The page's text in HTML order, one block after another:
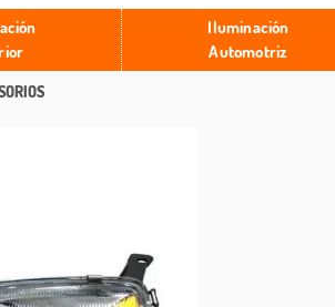
A partir de $599 MXN.
* Aplican restricciones
Iluminación
Automotriz